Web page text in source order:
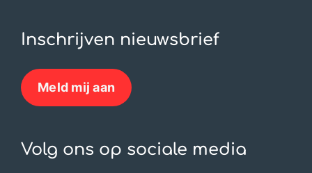
Inschrijven nieuwsbrief
Meld mij aan
Volg ons op sociale media